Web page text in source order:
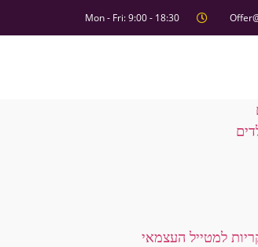
Mon - Fri: 9:00 - 18:30
למטייל העצמאי